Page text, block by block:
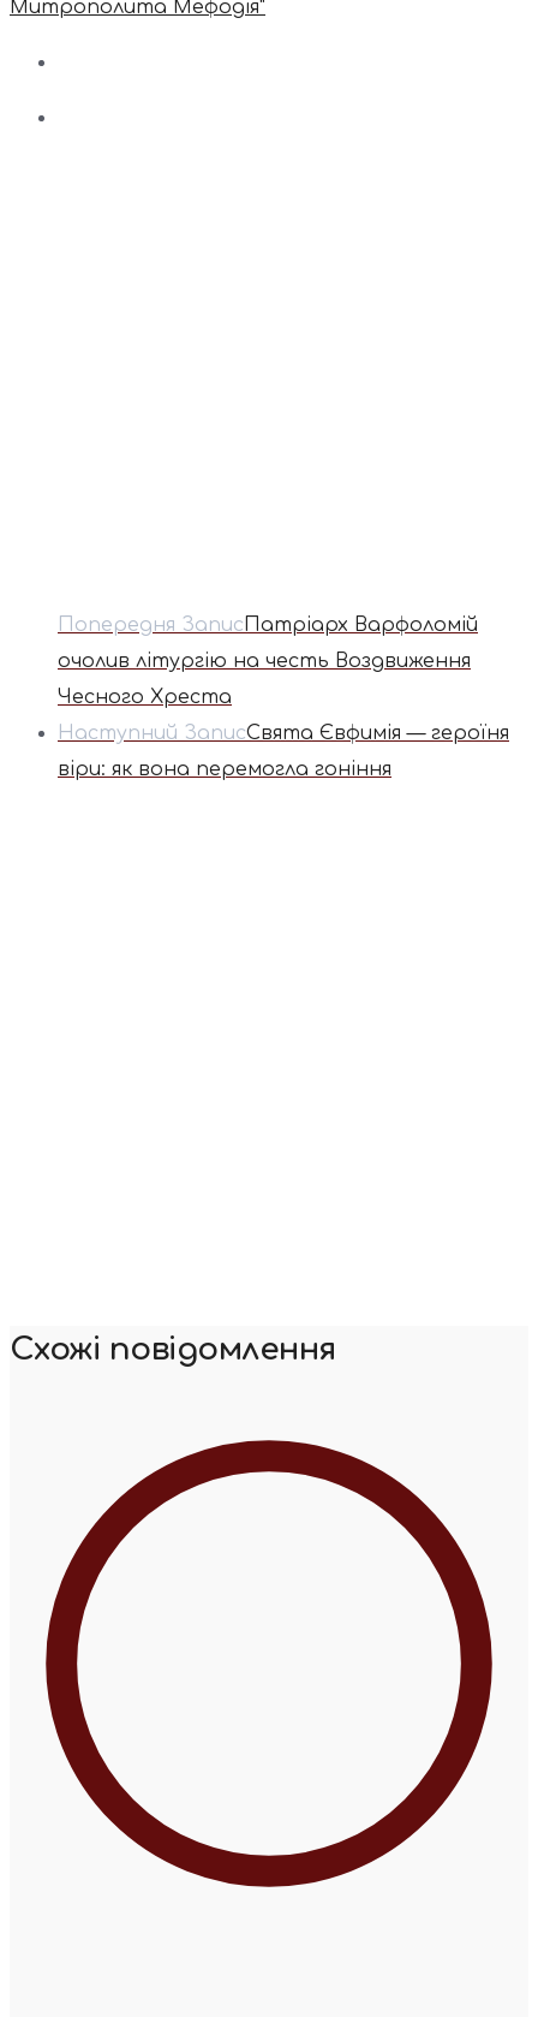
Митрополита Мефодія"
Попередня ЗаписПатріарх Варфоломій
очолив літургію на честь Воздвиження
Чесного Хреста
Наступний ЗаписСвята Євфимія — героїня
віри: як вона перемогла гоніння
Схожі повідомлення